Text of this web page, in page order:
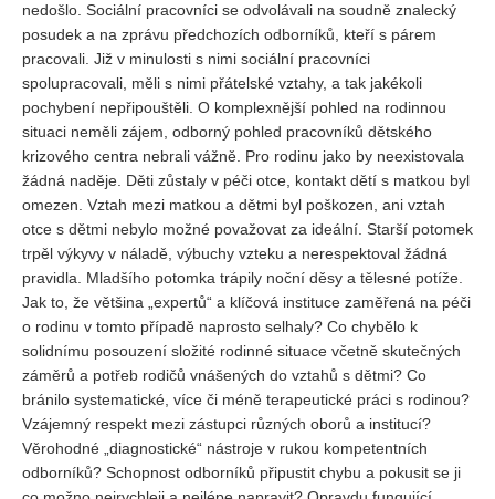
nedošlo. Sociální pracovníci se odvolávali na soudně znalecký
posudek a na zprávu předchozích odborníků, kteří s párem
pracovali. Již v minulosti s nimi sociální pracovníci
spolupracovali, měli s nimi přátelské vztahy, a tak jakékoli
pochybení nepřipouštěli. O komplexnější pohled na rodinnou
situaci neměli zájem, odborný pohled pracovníků dětského
krizového centra nebrali vážně. Pro rodinu jako by neexistovala
žádná naděje. Děti zůstaly v péči otce, kontakt dětí s matkou byl
omezen. Vztah mezi matkou a dětmi byl poškozen, ani vztah
otce s dětmi nebylo možné považovat za ideální. Starší potomek
trpěl výkyvy v náladě, výbuchy vzteku a nerespektoval žádná
pravidla. Mladšího potomka trápily noční děsy a tělesné potíže.
Jak to, že většina „expertů“ a klíčová instituce zaměřená na péči
o rodinu v tomto případě naprosto selhaly? Co chybělo k
solidnímu posouzení složité rodinné situace včetně skutečných
záměrů a potřeb rodičů vnášených do vztahů s dětmi? Co
bránilo systematické, více či méně terapeutické práci s rodinou?
Vzájemný respekt mezi zástupci různých oborů a institucí?
Věrohodné „diagnostické“ nástroje v rukou kompetentních
odborníků? Schopnost odborníků připustit chybu a pokusit se ji